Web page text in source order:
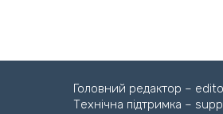
Головний редактор –
Технічна підтримка –